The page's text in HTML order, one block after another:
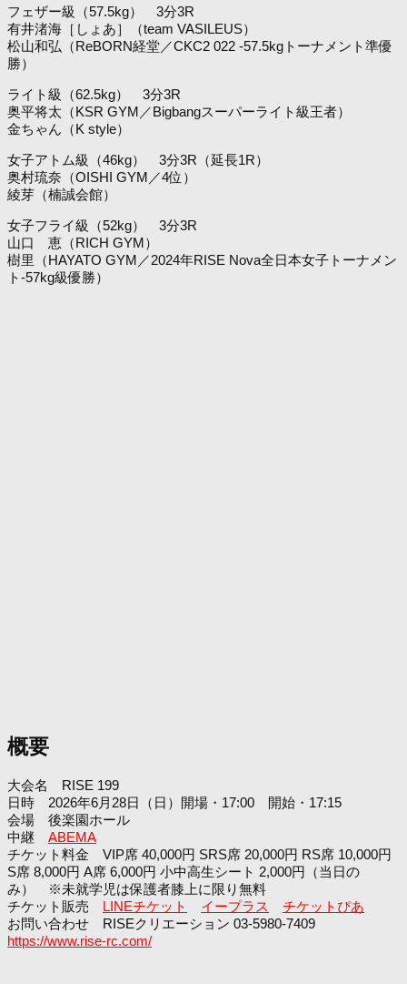
フェザー級（57.5kg） 3分3R
有井渚海［しょあ］（team VASILEUS）
松山和弘（ReBORN経堂／CKC2 022 -57.5kgトーナメント準優
勝）
ライト級（62.5kg） 3分3R
奥平将太（KSR GYM／Bigbangスーパーライト級王者）
金ちゃん（K style）
女子アトム級（46kg） 3分3R（延長1R）
奥村琉奈（OISHI GYM／4位）
綾芽（楠誠会館）
女子フライ級（52kg） 3分3R
山口 恵（RICH GYM）
樹里（HAYATO GYM／2024年RISE Nova全日本女子トーナメン
ト-57kg級優勝）
概要
大会名 RISE 199
日時 2026年6月28日（日）開場・17:00 開始・17:15
会場 後楽園ホール
中継 ABEMA
チケット料金 VIP席 40,000円 SRS席 20,000円 RS席 10,000円
S席 8,000円 A席 6,000円 小中高生シート 2,000円（当日の
み） ※未就学児は保護者膝上に限り無料
チケット販売 LINEチケット イープラス
チケットぴあ
お問い合わせ RISEクリエーション 03-5980-7409
https://www.rise-rc.com/